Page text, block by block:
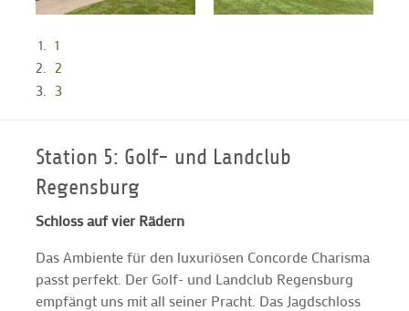
1
2
3
Station 5: Golf- und Landclub
Regensburg
Schloss auf vier Rädern
Das Ambiente für den luxuriösen Concorde Charisma
passt perfekt. Der Golf- und Landclub Regensburg
empfängt uns mit all seiner Pracht. Das Jagdschloss